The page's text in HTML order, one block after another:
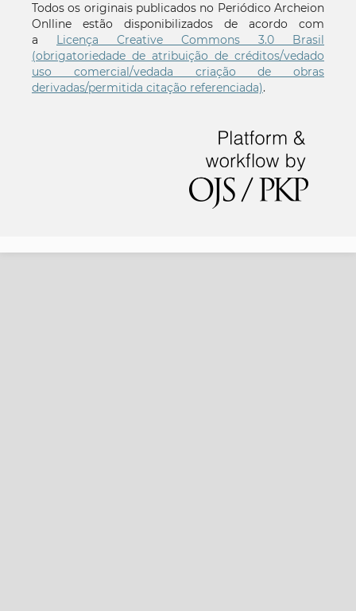
Todos os originais publicados no Periódico Archeion
Onlline estão disponibilizados de acordo com
a
Licença Creative Commons 3.0 Brasil
(obrigatoriedade de atribuição de créditos/vedado
uso comercial/vedada criação de obras
derivadas/permitida citação referenciada).